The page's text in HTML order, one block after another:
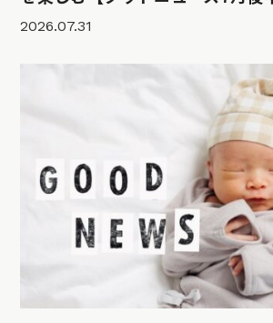
2026.07.31